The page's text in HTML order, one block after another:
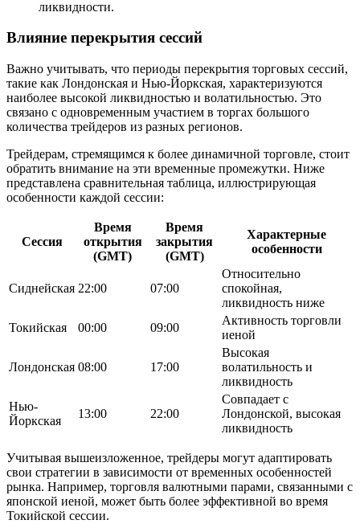
ликвидности.
Влияние перекрытия сессий
Важно учитывать, что периоды перекрытия торговых сессий,
такие как Лондонская и Нью-Йоркская, характеризуются
наиболее высокой ликвидностью и волатильностью. Это
связано с одновременным участием в торгах большого
количества трейдеров из разных регионов.
Трейдерам, стремящимся к более динамичной торговле, стоит
обратить внимание на эти временные промежутки. Ниже
представлена сравнительная таблица, иллюстрирующая
особенности каждой сессии:
Сессия
Время
открытия
(GMT)
Время
закрытия
(GMT)
Характерные
особенности
Сиднейская 22:00 07:00
Относительно
спокойная,
ликвидность ниже
Токийская
00:00 09:00
Активность торговли
иеной
Лондонская 08:00 17:00
Высокая
волатильность и
ликвидность
Нью-
Йоркская
13:00 22:00
Совпадает с
Лондонской, высокая
ликвидность
Учитывая вышеизложенное, трейдеры могут адаптировать
свои стратегии в зависимости от временных особенностей
рынка. Например, торговля валютными парами, связанными с
японской иеной, может быть более эффективной во время
Токийской сессии.